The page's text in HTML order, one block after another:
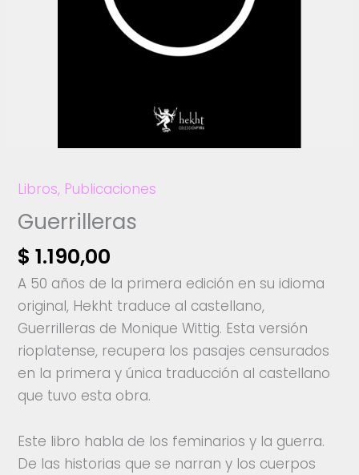
Libros, Publicaciones
Guerrilleras
$ 1.190,00
A 50 años de la primera edición en su idioma
original, Hekht traduce al castellano,
Guerrilleras de Monique Wittig. Esta versión
rioplatense, recupera los pasajes censurados
en la primera y única traducción al castellano
que tuvo esta obra.
Este libro habla de los feminarios y la guerra.
De las historias que se narran y los cuerpos